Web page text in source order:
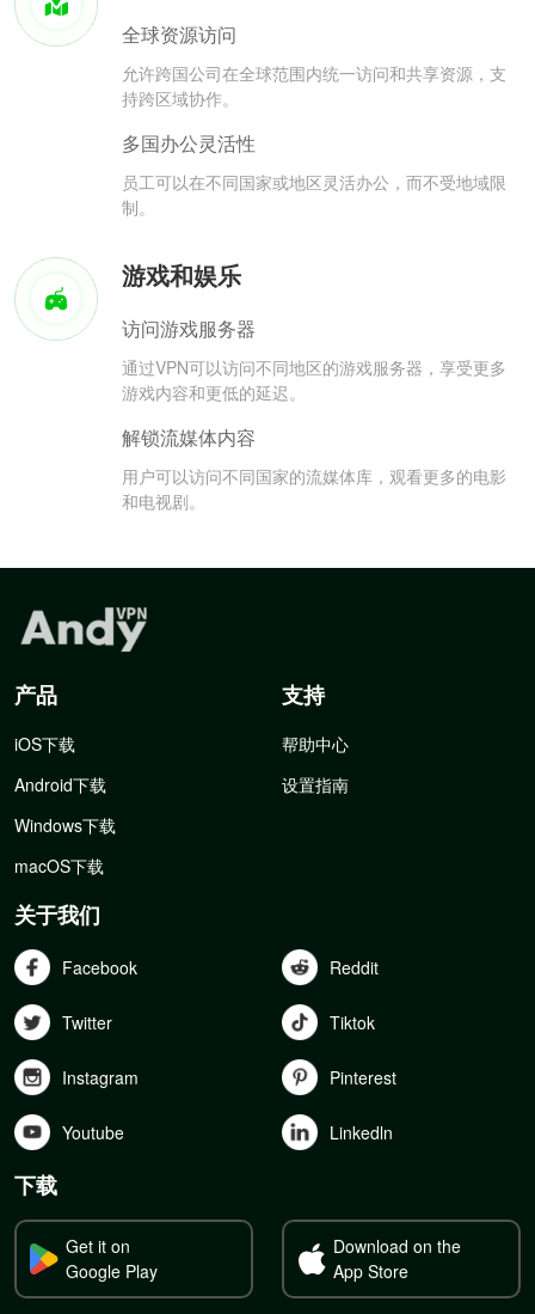
全球资源访问
允许跨国公司在全球范围内统一访问和共享资源，支
持跨区域协作。
多国办公灵活性
员工可以在不同国家或地区灵活办公，而不受地域限
制。
游戏和娱乐
访问游戏服务器
通过VPN可以访问不同地区的游戏服务器，享受更多
游戏内容和更低的延迟。
解锁流媒体内容
用户可以访问不同国家的流媒体库，观看更多的电影
和电视剧。
产品
iOS下载
Android下载
Windows下载
macOS下载
支持
帮助中心
设置指南
关于我们
Facebook Reddit
Twitter Tiktok
Instagram Pinterest
Youtube Linkedln
下载
Get it on
Google Play
Download on the
App Store